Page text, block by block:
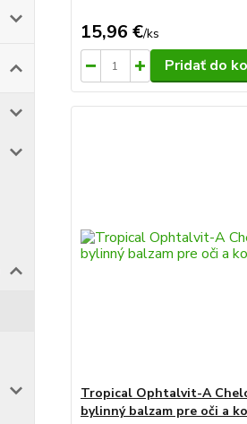
15,96 €/ks
Pridať do
Tropical Ophtalvit-A
bylinný balzam pre oči a